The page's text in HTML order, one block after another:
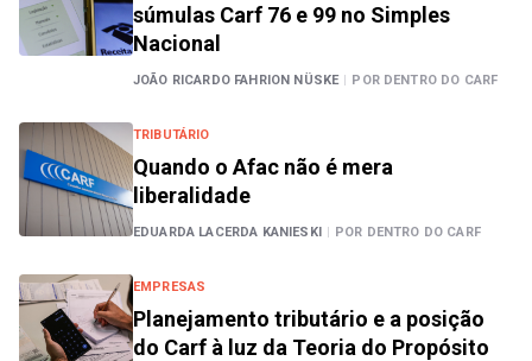
súmulas Carf 76 e 99 no Simples
Nacional
JOÃO RICARDO FAHRION NÜSKE | POR DENTRO DO CARF
TRIBUTÁRIO
Quando o Afac não é mera
liberalidade
EDUARDA LACERDA KANIESKI | POR DENTRO DO CARF
EMPRESAS
Planejamento tributário e a posição
do Carf à luz da Teoria do Propósito